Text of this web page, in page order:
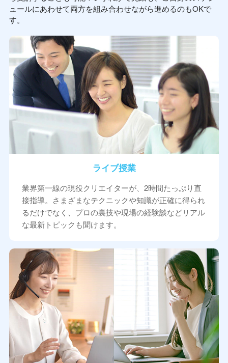
ュールにあわせて両方を組み合わせながら進めるのもOKで
す。
ライブ授業
業界第一線の現役クリエイターが、2時間たっぷり直
接指導。さまざまなテクニックや知識が正確に得られ
るだけでなく、プロの裏技や現場の経験談などリアル
な最新トピックも聞けます。